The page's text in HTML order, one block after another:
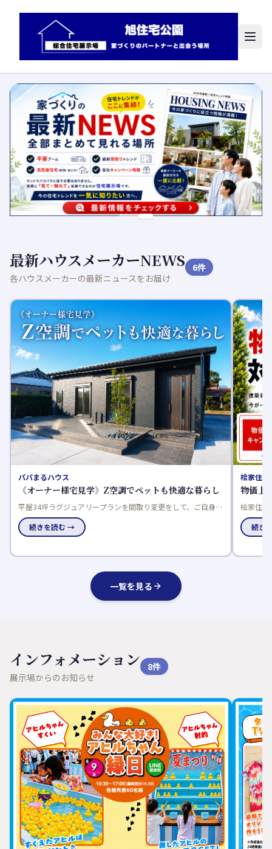
最新ハウスメーカーNEWS
各ハウスメーカーの最新ニュースをお届け
6件
な暮らし
、ご自身の
のに最適
桧家住宅
物価上昇対策キャンペーン
桧家住宅では、建築資材や人件費の上昇を受けて「物価上昇対
策キャンペーン」を実施。対象の住宅を10％割引でご案内しま
す。マイホームを検討中の方は、お得に家づくりを進められる
続きを読む →
一覧を見る
インフォメーション
展示場からのお知らせ
8件